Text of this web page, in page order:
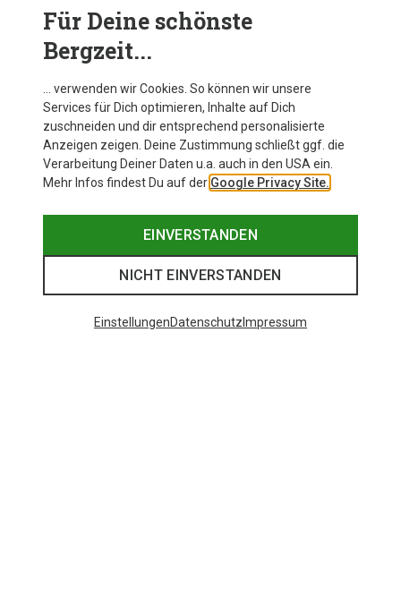
AUSRÜSTUNG
Für Deine schönste
Bergzeit...
… verwenden wir Cookies. So können wir unsere
Services für Dich optimieren, Inhalte auf Dich
zuschneiden und dir entsprechend personalisierte
Anzeigen zeigen. Deine Zustimmung schließt ggf. die
Verarbeitung Deiner Daten u.a. auch in den USA ein.
Mehr Infos findest Du auf der Google Privacy Site.
EINVERSTANDEN
NICHT EINVERSTANDEN
EinstellungenDatenschutz Impressum